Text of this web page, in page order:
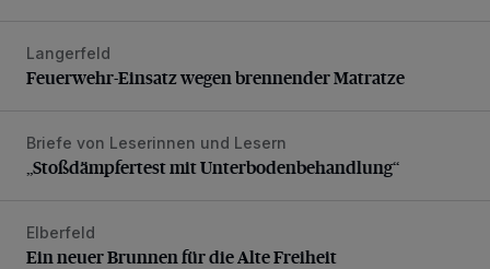
Feuerwehr-Einsatz wegen brennender Matratze
Langerfeld
Feuerwehr-Einsatz wegen brennender Matratze
„Stoßdämpfertest mit Unterbodenbehandlung“
Briefe von Leserinnen und Lesern
„Stoßdämpfertest mit Unterbodenbehandlung“
Ein neuer Brunnen für die Alte Freiheit
Elberfeld
Ein neuer Brunnen für die Alte Freiheit